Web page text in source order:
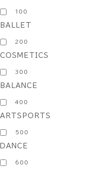
100
BALLET
200
COSMETICS
300
BALANCE
400
ARTSPORTS
500
DANCE
600